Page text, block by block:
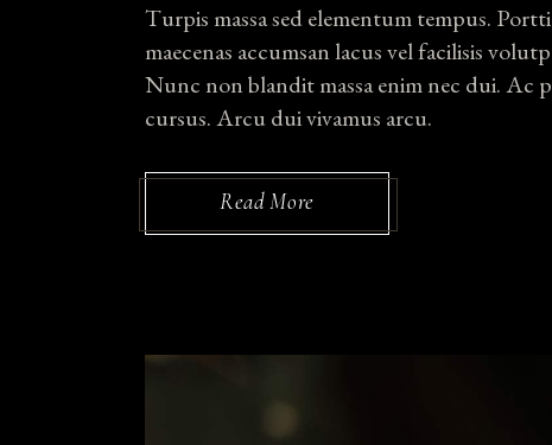
Turpis massa sed elementum tempus.
maecenas accumsan lacus vel facilisis
Nunc non blandit massa enim nec dui. Ac
cursus. Arcu dui vivamus arcu.
Read More